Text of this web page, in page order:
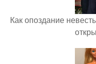
Как опоздание